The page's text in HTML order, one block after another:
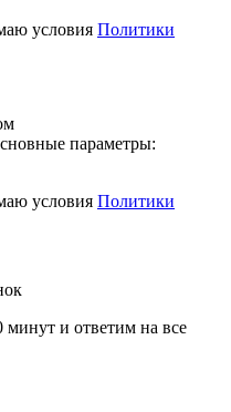
условия Политики
параметры:
условия Политики
и ответим на все